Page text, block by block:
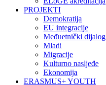
PROJEKTI
Demokratija
EU integracije
Međuetnički dijalog
Mladi
Migracije
Kulturno nasljeđe
Ekonomija
ERASMUS+ YOUTH